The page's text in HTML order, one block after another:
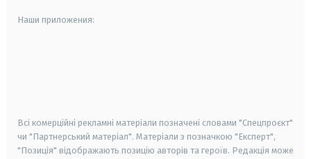
Наши приложения:
Всі комерційні рекламні матеріали позначені словами "Спецпроєкт"
чи "Партнерський матеріал". Матеріали з позначкою "Експерт",
"Позиція" відображають позицію авторів та героїв. Редакція може